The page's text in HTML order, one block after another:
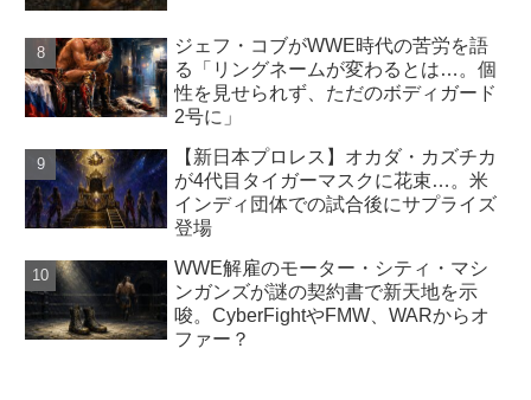
ジェフ・コブがWWE時代の苦労を語
る「リングネームが変わるとは…。個
性を見せられず、ただのボディガード
2号に」
【新日本プロレス】オカダ・カズチカ
が4代目タイガーマスクに花束…。米
インディ団体での試合後にサプライズ
登場
WWE解雇のモーター・シティ・マシ
ンガンズが謎の契約書で新天地を示
唆。CyberFightやFMW、WARからオ
ファー？